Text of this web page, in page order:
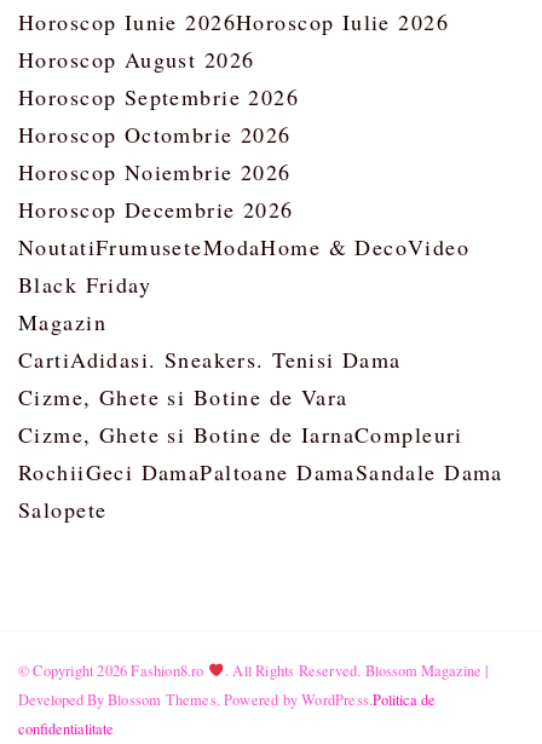
Horoscop Iunie 2026Horoscop Iulie 2026
Horoscop August 2026
Horoscop Septembrie 2026
Horoscop Octombrie 2026
Horoscop Noiembrie 2026
Horoscop Decembrie 2026
NoutatiFrumuseteModaHome & DecoVideo
Black Friday
Magazin
CartiAdidasi. Sneakers. Tenisi Dama
Cizme, Ghete si Botine de Vara
Cizme, Ghete si Botine de IarnaCompleuri
RochiiGeci DamaPaltoane DamaSandale Dama
Salopete
© Copyright 2026Fashion8.ro . All Rights Reserved. Blossom Magazine |
Developed ByBlossom Themes. Powered byWordPress.Politica de
confidentialitate